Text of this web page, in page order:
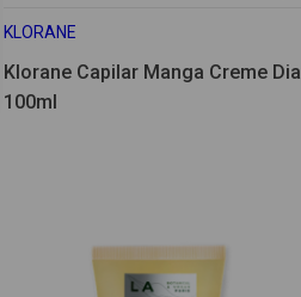
KLORANE
Klorane Capilar Manga Creme Dia
100ml